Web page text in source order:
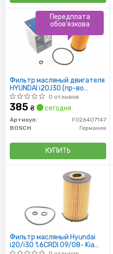
Фильтр масляный двигателя
HYUNDAI i20,I30 (пр-во
Bosch)
0 отзывов
385 ₴ сегодня
Артикул:
F026407147
BOSCH
Германия
КУПИТЬ
Передплата
обов'язкова
Фильтр масляный Hyundai
i20/i30 1.6CRDI 09/08- Kia